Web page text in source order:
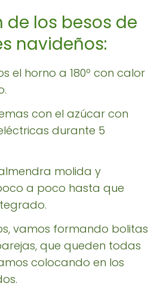
de los besos de
navideños:
el horno a 180º con calor
con el azúcar con
durante 5
molida y
a poco hasta que
vamos formando bolitas
que queden todas
colocando en los